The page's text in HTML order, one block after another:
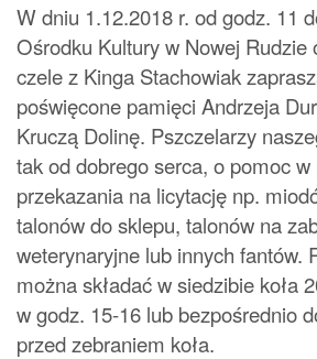
W dniu 1.12.2018 r. od godz. 11
Ośrodku Kultury w Nowej Rudzie
czele z Kinga Stachowiak
poświęcone pamięci Andrzeja
Kruczą Dolinę. Pszczelarzy
tak od dobrego serca, o pomoc w
przekazania na licytację np.
talonów do sklepu, talonów na
weterynaryjne lub innych fantów.
można składać w siedzibie koła
w godz. 15-16 lub bezpośrednio
przed zebraniem koła.